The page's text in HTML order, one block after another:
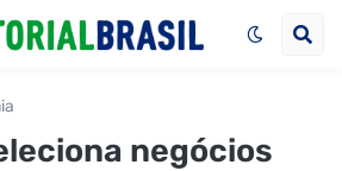
negócios